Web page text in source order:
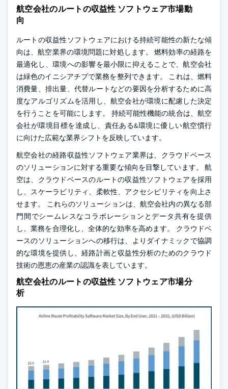
航空会社のルートの収益性 ソフトウェア市場動
向
ルートの収益性ソフトウェアにおける持続可能性の新たな傾
向は、航空業界の環境問題に対処します。 燃料効率の経路を
最適化し、環境への影響を最小限に抑えることで、航空会社
は緑色のイニシアチブで業務を整列できます。 これは、燃料
消費量、排出量、代替ルートなどの要因を分析するために高
度なアルゴリズムを活用し、航空会社が環境に配慮した決定
を行うことを可能にします。 持続可能性機能の統合は、航空
会社が環境目標を達成し、責任ある&環境に優しい航空慣行
に向けた広範な業界シフトを反映しています。
航空会社の経路収益性ソフトウェア業界は、クラウドベース
のソリューションに対する重要な傾向を目撃しています。 航
空は、クラウドベースのルートの収益性ソフトウェアを採用
し、スケーラビリティ、柔軟性、アクセシビリティを向上さ
せます。 これらのソリューションは、航空会社内の異なる部
門間でシームレスなコラボレーションとデータ共有を提供
し、業務を合理化し、全体的な効率を高めます。 クラウドベ
ースのソリューションへの移行は、よりダイナミックで協調
的な環境を提供し、経路計画と収益性分析のためのクラウド
技術の恩恵の産業の認識を表しています。
航空会社のルートの収益性 ソフトウェア市場分
析